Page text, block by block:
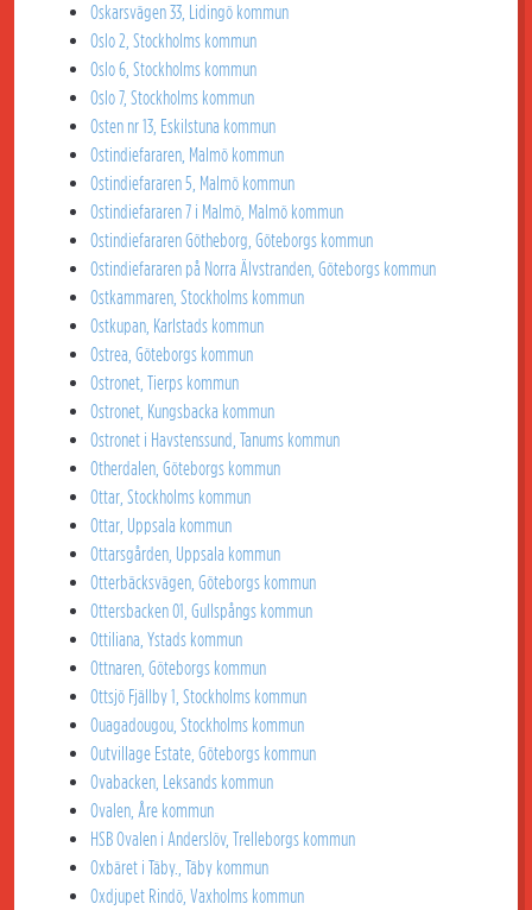
Oskarsvägen 33, Lidingö kommun
Oslo 2, Stockholms kommun
Oslo 6, Stockholms kommun
Oslo 7, Stockholms kommun
Osten nr 13, Eskilstuna kommun
Ostindiefararen, Malmö kommun
Ostindiefararen 5, Malmö kommun
Ostindiefararen 7 i Malmö, Malmö kommun
Ostindiefararen Götheborg, Göteborgs kommun
Ostindiefararen på Norra Älvstranden, Göteborgs kommun
Ostkammaren, Stockholms kommun
Ostkupan, Karlstads kommun
Ostrea, Göteborgs kommun
Ostronet, Tierps kommun
Ostronet, Kungsbacka kommun
Ostronet i Havstenssund, Tanums kommun
Otherdalen, Göteborgs kommun
Ottar, Stockholms kommun
Ottar, Uppsala kommun
Ottarsgården, Uppsala kommun
Otterbäcksvägen, Göteborgs kommun
Ottersbacken 01, Gullspångs kommun
Ottiliana, Ystads kommun
Ottnaren, Göteborgs kommun
Ottsjö Fjällby 1, Stockholms kommun
Ouagadougou, Stockholms kommun
Outvillage Estate, Göteborgs kommun
Ovabacken, Leksands kommun
Ovalen, Åre kommun
HSB Ovalen i Anderslöv, Trelleborgs kommun
Oxbäret i Täby., Täby kommun
Oxdjupet Rindö, Vaxholms kommun